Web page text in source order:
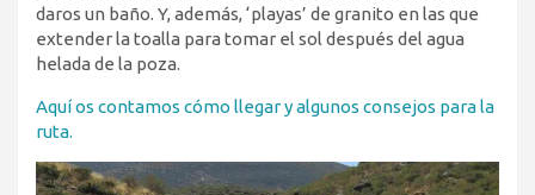
daros un baño. Y, además, ‘playas’ de granito en las que
extender la toalla para tomar el sol después del agua
helada de la poza.
Aquí os contamos cómo llegar y algunos consejos para la
ruta.